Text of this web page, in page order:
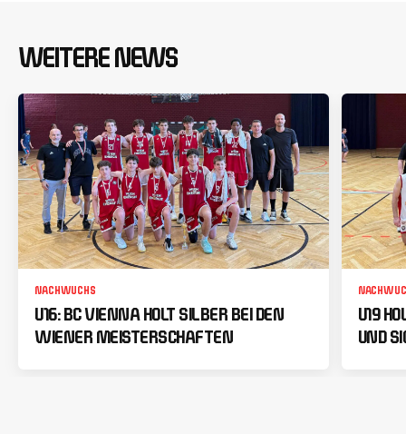
WEITERE NEWS
NACHWUCHS
U16: BC VIENNA HOLT SILBER BEI DEN
WIENER MEISTERSCHAFTEN
U19
UND